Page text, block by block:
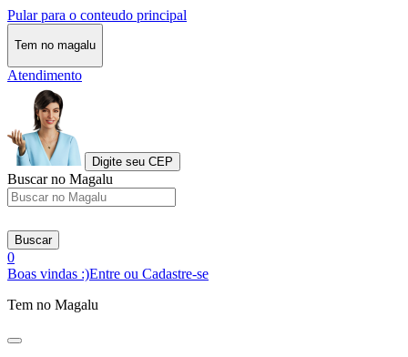
Pular para o conteudo principal
Tem no magalu
Atendimento
Digite seu CEP
Buscar no Magalu
Buscar
0
Boas vindas :)Entre ou Cadastre-se
Tem no Magalu